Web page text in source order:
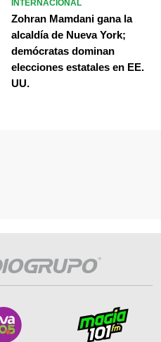
INTERNACIONAL
Zohran Mamdani gana la
alcaldía de Nueva York;
demócratas dominan
elecciones estatales en EE.
UU.